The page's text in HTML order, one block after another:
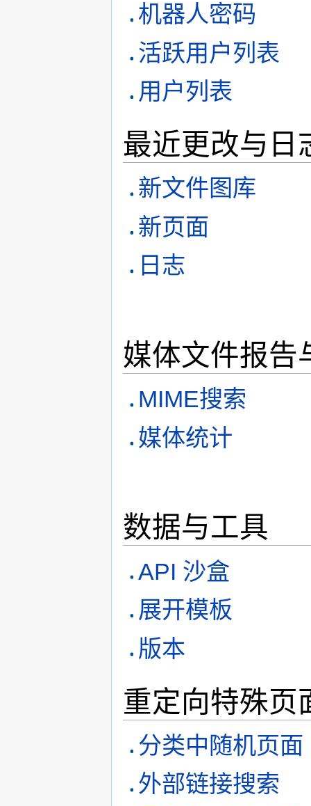
机器人密码
活跃用户列表
用户列表
最近更改与日
新文件图库
新页面
日志
媒体文件报告
MIME搜索
媒体统计
数据与工具
API 沙盒
展开模板
版本
重定向特殊页
分类中随机页面
外部链接搜索